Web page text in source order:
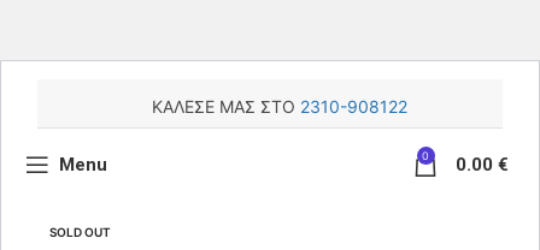
ΚΑΛΕΣΕ ΜΑΣ ΣΤΟ 2310-908122
Menu 0 0.00 €
SOLD OUT